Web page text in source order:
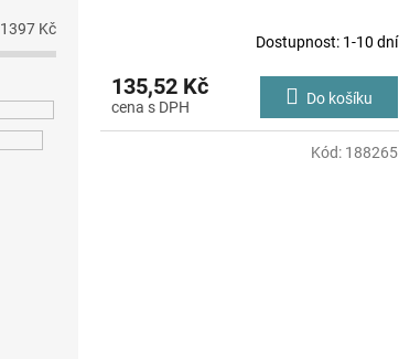
1397 Kč
ů
Dostupnost: 1-10 dní
135,52 Kč Do košíku
Kód: 188265